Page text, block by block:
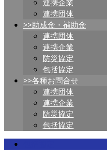
連携企業
連携団体
>>助成金・補助金
連携団体
連携企業
防災協定
包括協定
>>各種お問合せ
連携団体
連携企業
防災協定
包括協定